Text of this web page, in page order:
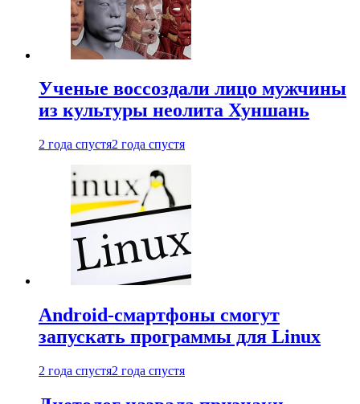
Ученые воссоздали лицо мужчины
из культуры неолита Хуншань
2 года спустя2 года спустя
Android-смартфоны смогут
запускать программы для Linux
2 года спустя2 года спустя